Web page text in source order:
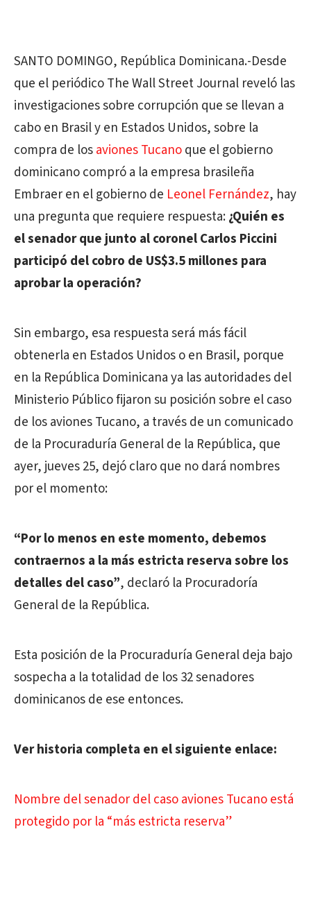
SANTO DOMINGO, República Dominicana.-Desde
que el periódico The Wall Street Journal reveló las
investigaciones sobre corrupción que se llevan a
cabo en Brasil y en Estados Unidos, sobre la
compra de losaviones Tucanoque el gobierno
dominicano compró a la empresa brasileña
Embraer en el gobierno de Leonel Fernández, hay
una pregunta que requiere respuesta:¿Quién es
el senador que junto al coronel Carlos Piccini
participó del cobro de US$3.5 millones para
aprobar la operación?
Sin embargo, esa respuesta será más fácil
obtenerla en Estados Unidos o en Brasil, porque
en la República Dominicana ya las autoridades del
Ministerio Público fijaron su posición sobre el caso
de los aviones Tucano, a través de un comunicado
de la Procuraduría General de la República, que
ayer, jueves 25, dejó claro que no dará nombres
por el momento:
“Por lo menos en este momento, debemos
contraernos a la más estricta reserva sobre los
detalles del caso”, declaró la Procuradoría
General de la República.
Esta posición de la Procuraduría General deja bajo
sospecha a la totalidad de los 32 senadores
dominicanos de ese entonces.
Ver historia completa en el siguiente enlace:
Nombre del senador del caso aviones Tucano está
protegido por la “más estricta reserva”